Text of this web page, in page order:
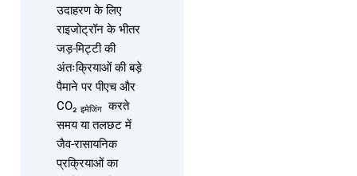
उदाहरण के लिए
राइजोट्रॉन के भीतर
जड़-मिट्टी की
अंतःक्रियाओं की बड़े
पैमाने पर पीएच और
CO₂ इमेजिंग करते
समय या तलछट में
जैव-रासायनिक
प्रक्रियाओं का